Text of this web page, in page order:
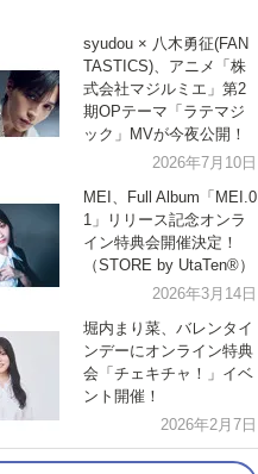
洋楽
ディズニー
syudou × 八木勇征(FAN
TASTICS)、アニメ「株
式会社マジルミエ」第2
期OPテーマ「ラテマジ
ック」MVが今夜公開！
2026年7月10日
MEI、Full Album「MEI.0
1」リリース記念オンラ
イン特典会開催決定！
（STORE by UtaTen®︎）
2026年3月14日
堀内まり菜、バレンタイ
ンデーにオンライン特典
会「チェキチャ！」イベ
ント開催！
2026年2月7日